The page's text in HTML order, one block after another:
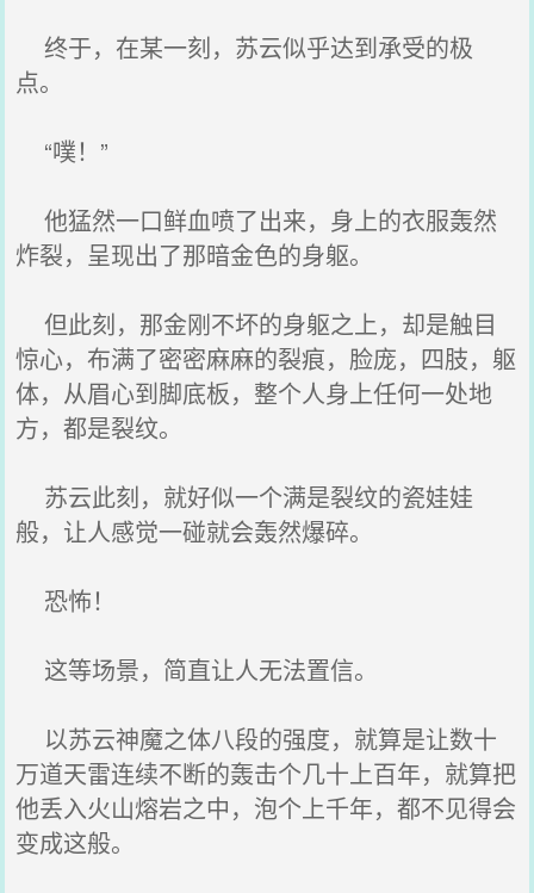
终于，在某一刻，苏云似乎达到承受的极
点。
“噗！”
他猛然一口鲜血喷了出来，身上的衣服轰然
炸裂，呈现出了那暗金色的身躯。
但此刻，那金刚不坏的身躯之上，却是触目
惊心，布满了密密麻麻的裂痕，脸庞，四肢，躯
体，从眉心到脚底板，整个人身上任何一处地
方，都是裂纹。
苏云此刻，就好似一个满是裂纹的瓷娃娃
般，让人感觉一碰就会轰然爆碎。
恐怖！
这等场景，简直让人无法置信。
以苏云神魔之体八段的强度，就算是让数十
万道天雷连续不断的轰击个几十上百年，就算把
他丢入火山熔岩之中，泡个上千年，都不见得会
变成这般。